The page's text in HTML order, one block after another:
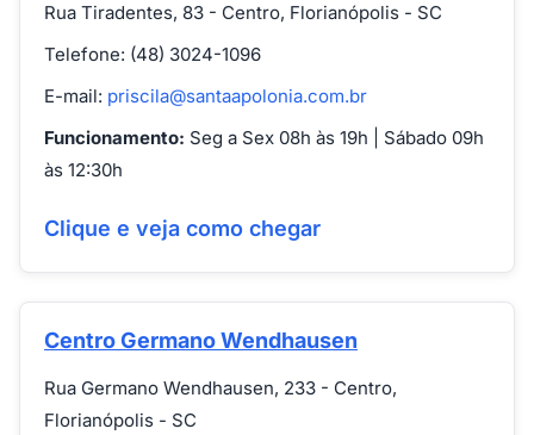
Rua Tiradentes, 83 - Centro, Florianópolis - SC
Telefone: (48) 3024-1096
E-mail: priscila@santaapolonia.com.br
Funcionamento: Seg a Sex 08h às 19h | Sábado 09h
às 12:30h
Clique e veja como chegar
Centro Germano Wendhausen
Rua Germano Wendhausen, 233 - Centro,
Florianópolis - SC